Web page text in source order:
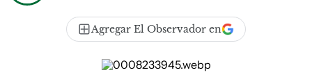
Agregar El Observador en